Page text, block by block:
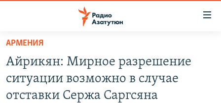
Перейти
основному
содержанию
Перейти
НОВОСТИ
ПОЛИТИКА
АРМЕНИЯ
Айрикян: Мирное разрешение
ситуации возможно в случае
отставки Сержа Саргсяна